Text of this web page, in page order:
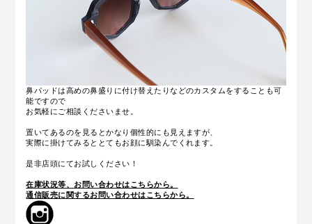
鼻パッドは高めの鼻盛りに付け替えたりなどのカスタムをすることも可
能ですので
お気軽にご相談くださいませ。
置いてあるのを見るとかなり個性的にも見えますが、
実際に掛けてみるととてもお顔に馴染んでくれます。
是非店頭にてお試しください！
在庫状況等、お問い合わせはこちらから。
通信販売に関するお問い合わせはこちらから。